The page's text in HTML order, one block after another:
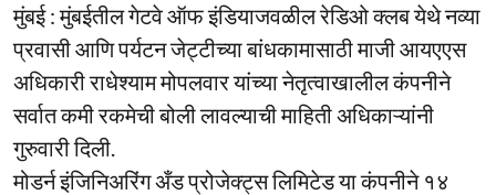
मुंबई : मुंबईतील गेटवे ऑफ इंडियाजवळील रेडिओ क्लब येथे नव्या
प्रवासी आणि पर्यटन जेट्टीच्या बांधकामासाठी माजी आयएएस
अधिकारी राधेश्याम मोपलवार यांच्या नेतृत्वाखालील कंपनीने
सर्वात कमी रकमेची बोली लावल्याची माहिती अधिकाऱ्यांनी
गुरुवारी दिली.
मोडर्न इंजिनिअरिंग अँड प्रोजेक्ट्स लिमिटेड या कंपनीने १४